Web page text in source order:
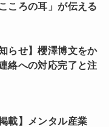
ころの耳」が伝える
らせ】櫻澤博文をか
絡への対応完了と注
載】メンタル産業